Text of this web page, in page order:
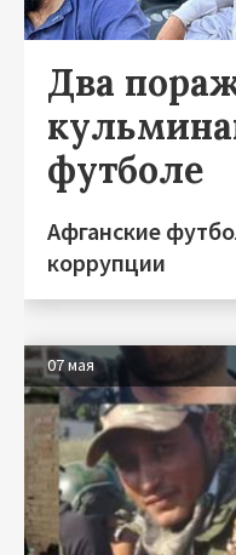
Два
футболе
Афганские
коррупции
07 мая